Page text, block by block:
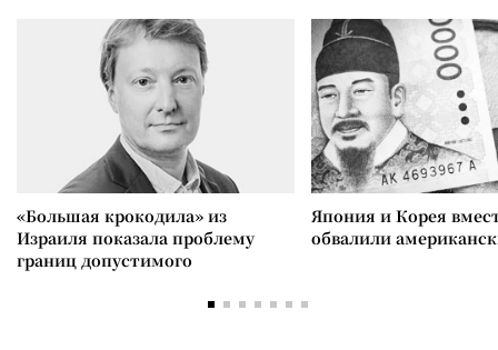
«Большая крокодила» из
Израиля показала проблему
границ допустимого
Япония и Корея
обвалили